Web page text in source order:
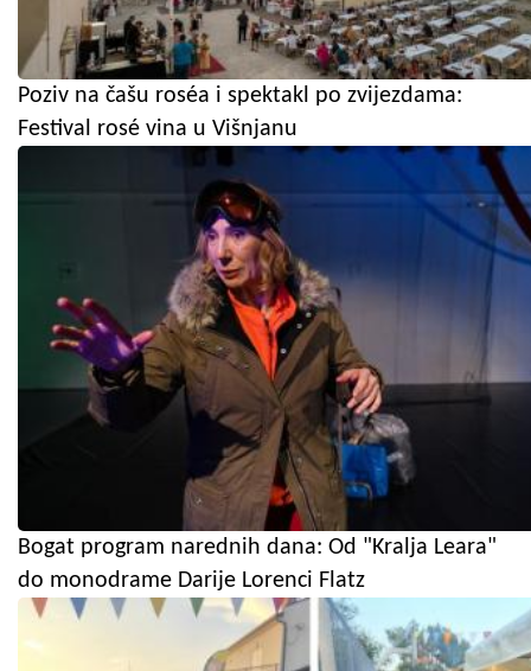
Poziv na čašu roséa i spektakl po zvijezdama:
Festival rosé vina u Višnjanu
Bogat program narednih dana: Od "Kralja Leara"
do monodrame Darije Lorenci Flatz